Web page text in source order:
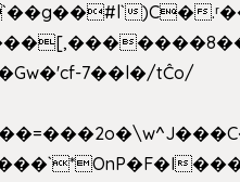
)C�
7��l�/tĈo/